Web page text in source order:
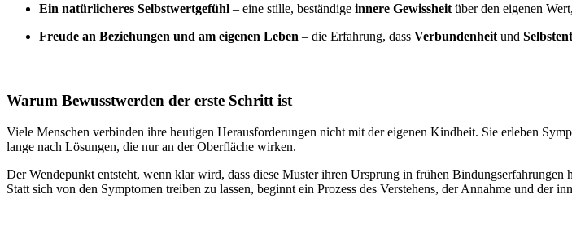
Ein natürlicheres Selbstwertgefühl – eine stille, beständige innere Gewissheit über den eigenen
Freude an Beziehungen und am eigenen Leben – die Erfahrung, dass Verbundenheit und
Warum Bewusstwerden der erste Schritt ist
Viele Menschen verbinden ihre heutigen Herausforderungen nicht mit der eigenen Kindheit. Sie erleben
lange nach Lösungen, die nur an der Oberfläche wirken.
Der Wendepunkt entsteht, wenn klar wird, dass diese Muster ihren Ursprung in frühen
Statt sich von den Symptomen treiben zu lassen, beginnt ein Prozess des Verstehens, der Annahme und der